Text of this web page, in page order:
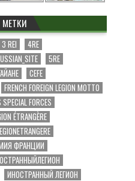
МЕТКИ
3 REI
4RE
5RE
CEFE
FRENCH FOREIGN LEGION MOTTO
SPECIAL FORCES
ÉTRANGÈRE
ФРАНЦИИ
ИНОСТРАННЫЙ ЛЕГИОН